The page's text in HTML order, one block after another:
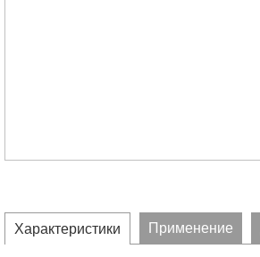
Характеристики Применение